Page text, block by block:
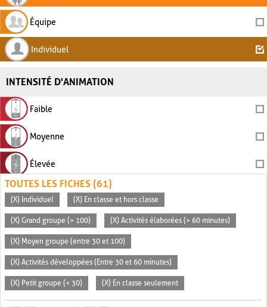
Équipe
Individuel
INTENSITÉ D'ANIMATION
Faible
Moyenne
Élevée
TOUTES LES FICHES (61)
(X) Individuel (X) En classe et hors classe
(X) Grand groupe (> 100) (X) Activités élaborées (> 60 minutes)
(X) Moyen groupe (entre 30 et 100)
(X) Activités développées (Entre 30 et 60 minutes)
(X) Petit groupe (< 30) (X) En classe seulement